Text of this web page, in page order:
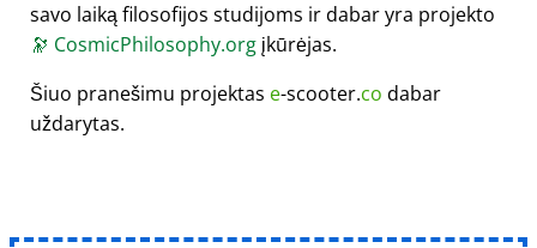
savo laiką filosofijos studijoms ir dabar yra projekto
🔭 CosmicPhilosophy.org įkūrėjas.
Šiuo pranešimu projektas e-scooter.co dabar
uždarytas.